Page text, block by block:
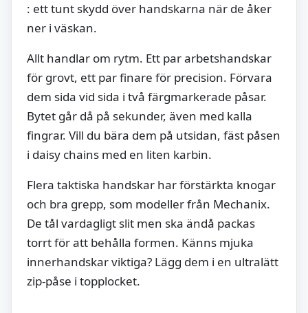
: ett tunt skydd över handskarna när de åker
ner i väskan.
Allt handlar om rytm. Ett par arbetshandskar
för grovt, ett par finare för precision. Förvara
dem sida vid sida i två färgmarkerade påsar.
Bytet går då på sekunder, även med kalla
fingrar. Vill du bära dem på utsidan, fäst påsen
i daisy chains med en liten karbin.
Flera taktiska handskar har förstärkta knogar
och bra grepp, som modeller från Mechanix.
De tål vardagligt slit men ska ändå packas
torrt för att behålla formen. Känns mjuka
innerhandskar viktiga? Lägg dem i en ultralätt
zip-påse i topplocket.